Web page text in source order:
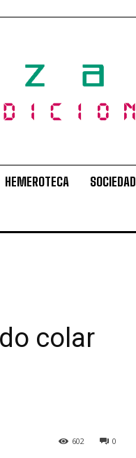
HEMEROTECA SOCIEDAD
colar
0
602